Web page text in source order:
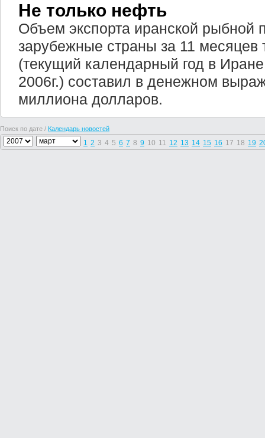
Не только нефть
Объем экспорта иранской рыбной
зарубежные страны за 11 месяцев
(текущий календарный год в
2006г.) составил в денежном
миллиона долларов.
Поиск по дате / Календарь новостей
1 2 3 4 5 6 7 8 9 10 11 12 13 14 15 16 17 18 19